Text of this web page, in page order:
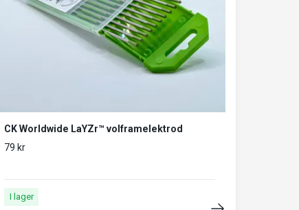
CK Worldwide LaYZr™ volframelektrod
79 kr
I lager